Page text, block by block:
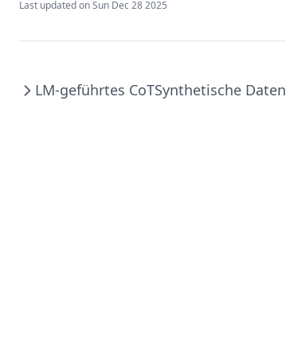
Last updated onSun Dec 28 2025
LM-geführtes CoTSynthetische Daten